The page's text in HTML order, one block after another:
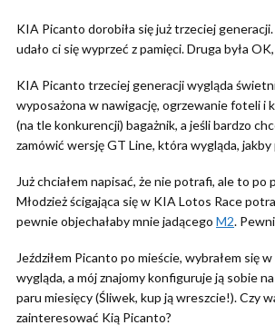
KIA Picanto dorobiła się już trzeciej
udało ci się wyprzeć z pamięci. Druga była
KIA Picanto trzeciej generacji wygląda
wyposażona w nawigację, ogrzewanie foteli i
(na tle konkurencji) bagażnik, a jeśli bardzo
zamówić wersję GT Line, która wygląda, jakby
Już chciałem napisać, że nie potrafi, ale to
Młodzież ścigająca się w KIA Lotos Race
pewnie objechałaby mnie jadącego M2.
Jeździłem Picanto po mieście, wybrałem się
wygląda, a mój znajomy konfiguruje ją sobie
paru miesięcy (Śliwek, kup ją wreszcie!). Czy
zainteresować Kią Picanto?